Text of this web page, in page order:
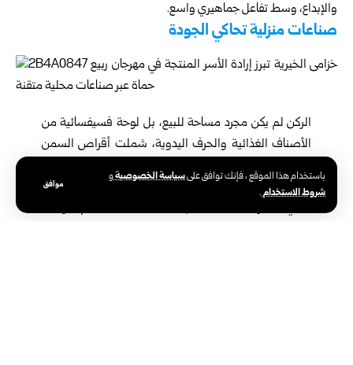
باستخدام هذا الموقع ، فإنك توافق علىسياسة الخصوصيةو
شروط الاستخدام.
موافق
والإبداع، وسط تفاعل جماهيري واسع.
صناعات منزلية تحاكي الجودة
الركن لم يكن مجرد مساحة للبيع، بل لوحة فسيفسائية من
الأصناف الغذائية والحرف اليدوية، شملت أقراص السمن
إلى جانب أعمال التريكو والتطريز والكروشيه، جميعها نُفذت